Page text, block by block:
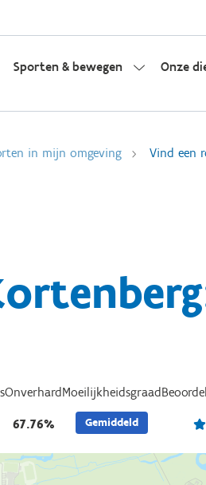
Sporten & bewegen Onze
in mijn omgeving Vind een
Onverhard
67.76%
Moeilijkheidsgraad
Gemiddeld